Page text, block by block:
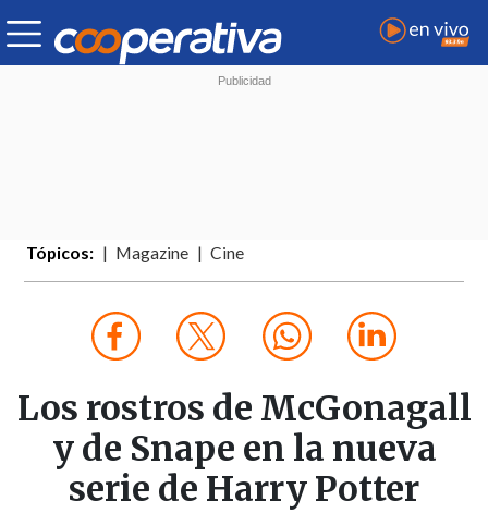
Tópicos: Magazine Cine
Los rostros de McGonagall
y de Snape en la nueva
serie de Harry Potter